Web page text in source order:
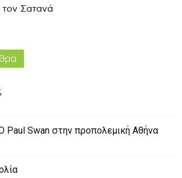
Σατανά
Paul Swan στην προπολεμική Αθήνα